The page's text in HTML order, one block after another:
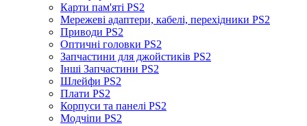
Карти пам'яті PS2
Мережеві адаптери, кабелі, перехідники PS2
Приводи PS2
Оптичні головки PS2
Запчастини для джойстиків PS2
Інші Запчастини PS2
Шлейфи PS2
Плати PS2
Корпуси та панелі PS2
Модчіпи PS2